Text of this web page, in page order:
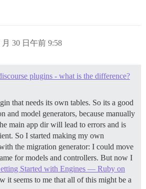
月 30 日午前 9:58
plugins - what is the difference?
that needs its own tables. So its a good
and model generators, because manually
main app dir will lead to errors and is
So I started making my own
the migration generator: I could move
for models and controllers. But now I
Started with Engines — Ruby on
it seems to me that all of this might be a